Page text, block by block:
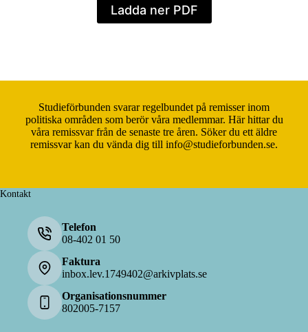
Ladda ner PDF
Studieförbunden svarar regelbundet på remisser inom
politiska områden som berör våra medlemmar. Här hittar du
våra remissvar från de senaste tre åren. Söker du ett äldre
remissvar kan du vända dig till info@studieforbunden.se.
Kontakt
Telefon
08-402 01 50
Faktura
inbox.lev.1749402@arkivplats.se
Organisationsnummer
802005-7157